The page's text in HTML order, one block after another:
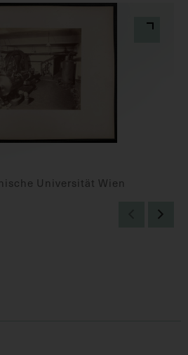
Universität Wien